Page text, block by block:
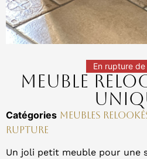
En rupture
Meuble
Catégories Meubles
Rupture
Un joli petit meuble pour une